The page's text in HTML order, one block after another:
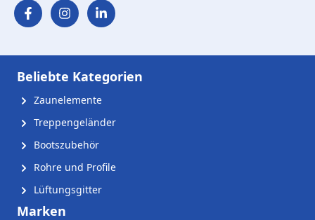
Beliebte Kategorien
Zaunelemente
Treppengeländer
Bootszubehör
Rohre und Profile
Lüftungsgitter
Marken